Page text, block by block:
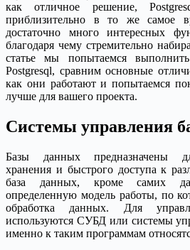
как отличное решение,
приблизительно в то же самое
достаточно много интересных
благодаря чему стремительно
статье мы попытаемся
Postgresql, сравним основные
как они работают и попытаемся
лучше для вашего проекта.
Системы управления
Базы данных предназначены
хранения и быстрого доступа к
база данных, кроме самих
определенную модель работы, по
обработка данных. Для
используются СУБД или системы
именно к таким программам